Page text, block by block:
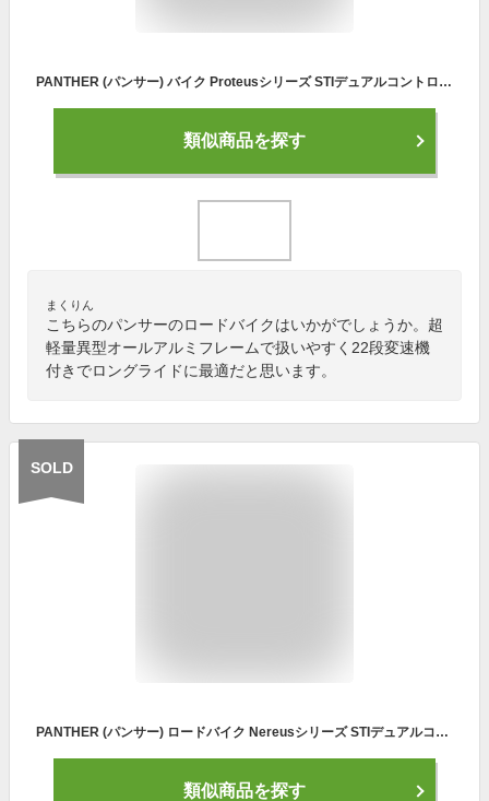
PANTHER (パンサー) バイク Proteusシリーズ STIデュアルコントロールレバー 105搭載 22段変速 超軽量異型オールアルミフレーム カーボンフォーク 700×25Cタイヤ 油圧ワイヤー式ディスクブレーキ ドロップハンドル
類似商品を探す
まくりん
こちらのパンサーのロードバイクはいかがでしょうか。超
軽量異型オールアルミフレームで扱いやすく22段変速機
付きでロングライドに最適だと思います。
SOLD
PANTHER (パンサー) ロードバイク Nereusシリーズ STIデュアルコントロールレバー Sora 18段変速 超軽量異型オールアルミフレーム 700×25Cタイヤ 前後車輪スルーアクスル方式 油圧ワイヤー式ディスクブレーキ
類似商品を探す